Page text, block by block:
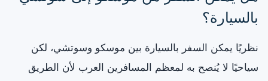
بالسيارة؟
نظريًا يمكن السفر بالسيارة بين موسكو وسوتشي، لكن
سياحيًا لا يُنصح به لمعظم المسافرين العرب لأن الطريق